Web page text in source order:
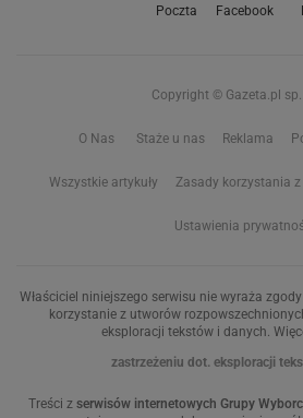
Poczta Facebook
Copyright © Gazeta.pl sp.
O Nas Staże u nas Reklama
Wszystkie artykuły Zasady korzystania
Ustawienia
Właściciel niniejszego serwisu nie wyraża
korzystanie z utworów
eksploracji tekstów i danych.
zastrzeżeniu dot. eksploracji
Treści z serwisów internetowych Grupy